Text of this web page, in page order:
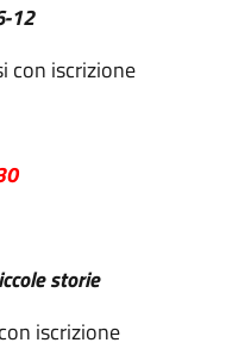
12
con iscrizione
storie
iscrizione